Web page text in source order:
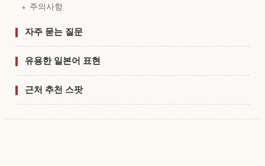
주의사항
자주 묻는 질문
유용한 일본어 표현
근처 추천 스팟